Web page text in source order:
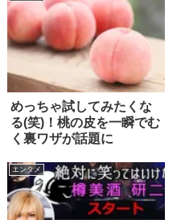
めっちゃ試してみたくな
る(笑)！桃の皮を一瞬でむ
く裏ワザが話題に
エンタメ